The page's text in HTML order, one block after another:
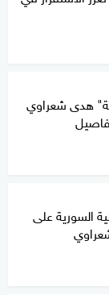
هدى شعراوي
السورية على